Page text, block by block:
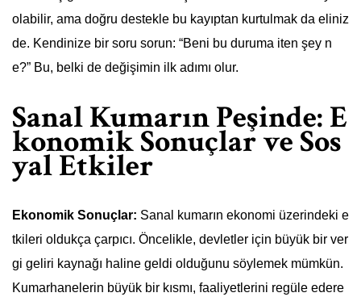
olabilir, ama doğru destekle bu kayıptan kurtulmak da eliniz
de. Kendinize bir soru sorun: “Beni bu duruma iten şey n
e?” Bu, belki de değişimin ilk adımı olur.
Sanal Kumarın Peşinde: E
konomik Sonuçlar ve Sos
yal Etkiler
Ekonomik Sonuçlar: Sanal kumarın ekonomi üzerindeki e
tkileri oldukça çarpıcı. Öncelikle, devletler için büyük bir ver
gi geliri kaynağı haline geldi olduğunu söylemek mümkün.
Kumarhanelerin büyük bir kısmı, faaliyetlerini regüle edere